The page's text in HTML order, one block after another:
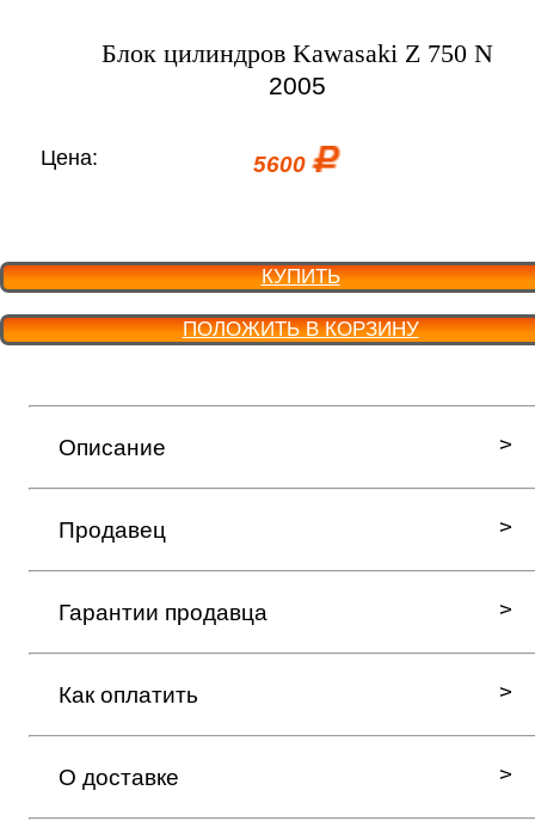
Блок цилиндров Kawasaki Z 750 N
2005
Цена: 5600
КУПИТЬ
ПОЛОЖИТЬ В КОРЗИНУ
Описание
Продавец
Гарантии продавца
Как оплатить
О доставке